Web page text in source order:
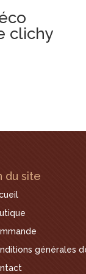
clichy
du site
générales